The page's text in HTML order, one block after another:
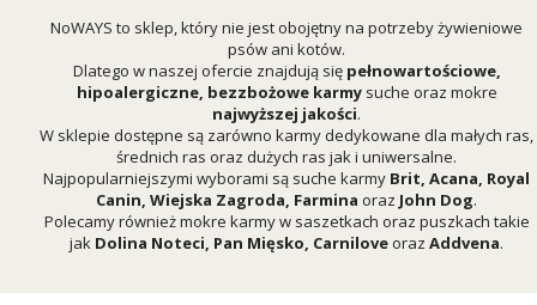
NoWAYS to sklep, który nie jest obojętny na potrzeby żywieniowe
psów ani kotów.
Dlatego w naszej ofercie znajdują się pełnowartościowe,
hipoalergiczne, bezzbożowe karmy suche oraz mokre
najwyższej jakości.
W sklepie dostępne są zarówno karmy dedykowane dla małych ras,
średnich ras oraz dużych ras jak i uniwersalne.
Najpopularniejszymi wyborami są suche karmy Brit, Acana, Royal
Canin, Wiejska Zagroda, Farmina oraz John Dog.
Polecamy również mokre karmy w saszetkach oraz puszkach takie
jak Dolina Noteci, Pan Mięsko, Carniloveoraz Addvena.